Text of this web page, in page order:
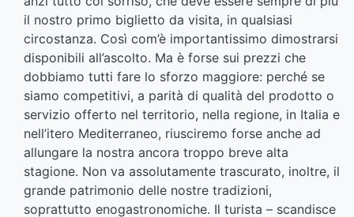
il nostro primo biglietto da visita, in qualsiasi
circostanza. Così com’è importantissimo dimostrarsi
disponibili all’ascolto. Ma è forse sui prezzi che
dobbiamo tutti fare lo sforzo maggiore: perché se
siamo competitivi, a parità di qualità del prodotto o
servizio offerto nel territorio, nella regione, in Italia e
nell’itero Mediterraneo, riusciremo forse anche ad
allungare la nostra ancora troppo breve alta
stagione. Non va assolutamente trascurato, inoltre, il
grande patrimonio delle nostre tradizioni,
soprattutto enogastronomiche. Il turista – scandisce